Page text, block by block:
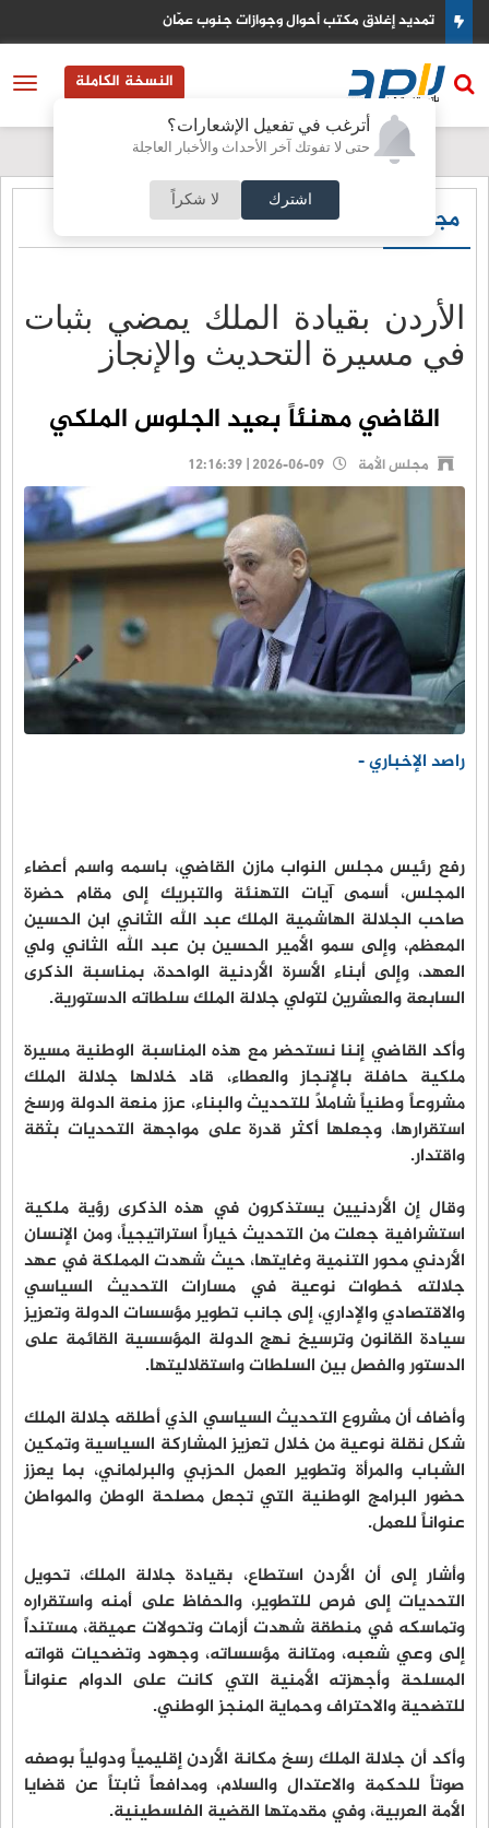
أترغب في تفعيل الإشعارات؟
حتى لا تفوتك آخر الأحداث والأخبار العاجلة
اشترك لا شكراً
اليمن يطلق عملية عسكرية واسعة لردع تصعيد
النسخة الكاملة
مجلس الأمة
الأردن بقيادة الملك يمضي بثبات
في مسيرة التحديث والإنجاز
القاضي مهنئاً بعيد الجلوس الملكي
مجلس الأمة
راصد الإخباري -
رفع رئيس مجلس النواب مازن القاضي، باسمه واسم أعضاء
المجلس، أسمى آيات التهنئة والتبريك إلى مقام حضرة
صاحب الجلالة الهاشمية الملك عبد الله الثاني ابن الحسين
المعظم، وإلى سمو الأمير الحسين بن عبد الله الثاني ولي
العهد، وإلى أبناء الأسرة الأردنية الواحدة، بمناسبة الذكرى
السابعة والعشرين لتولي جلالة الملك سلطاته الدستورية.
وأكد القاضي إننا نستحضر مع هذه المناسبة الوطنية مسيرة
ملكية حافلة بالإنجاز والعطاء، قاد خلالها جلالة الملك
مشروعاً وطنياً شاملاً للتحديث والبناء، عزز منعة الدولة ورسخ
استقرارها، وجعلها أكثر قدرة على مواجهة التحديات بثقة
واقتدار.
وقال إن الأردنيين يستذكرون في هذه الذكرى رؤية ملكية
استشرافية جعلت من التحديث خياراً استراتيجياً، ومن الإنسان
الأردني محور التنمية وغايتها، حيث شهدت المملكة في عهد
جلالته خطوات نوعية في مسارات التحديث السياسي
والاقتصادي والإداري، إلى جانب تطوير مؤسسات الدولة وتعزيز
سيادة القانون وترسيخ نهج الدولة المؤسسية القائمة على
الدستور والفصل بين السلطات واستقلاليتها.
وأضاف أن مشروع التحديث السياسي الذي أطلقه جلالة الملك
شكل نقلة نوعية من خلال تعزيز المشاركة السياسية وتمكين
الشباب والمرأة وتطوير العمل الحزبي والبرلماني، بما يعزز
حضور البرامج الوطنية التي تجعل مصلحة الوطن والمواطن
عنواناً للعمل.
وأشار إلى أن الأردن استطاع، بقيادة جلالة الملك، تحويل
التحديات إلى فرص للتطوير، والحفاظ على أمنه واستقراره
وتماسكه في منطقة شهدت أزمات وتحولات عميقة، مستنداً
إلى وعي شعبه، ومتانة مؤسساته، وجهود وتضحيات قواته
المسلحة وأجهزته الأمنية التي كانت على الدوام عنواناً
للتضحية والاحتراف وحماية المنجز الوطني.
وأكد أن جلالة الملك رسخ مكانة الأردن إقليمياً ودولياً بوصفه
صوتاً للحكمة والاعتدال والسلام، ومدافعاً ثابتاً عن قضايا
الأمة العربية، وفي مقدمتها القضية الفلسطينية.